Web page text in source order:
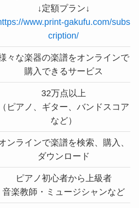
↓定額プラン↓
www.print-gakufu.com/subs
cription/
々な楽器の楽譜をオンラインで
購入できるサービス
32万点以上
（ピアノ、ギター、バンドスコア
など）
ンラインで楽譜を検索、購入、
ダウンロード
ピアノ初心者から上級者
音楽教師・ミュージシャンなど